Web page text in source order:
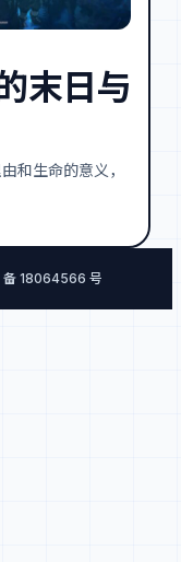
末日与
和生命的意义，
备 18064566 号